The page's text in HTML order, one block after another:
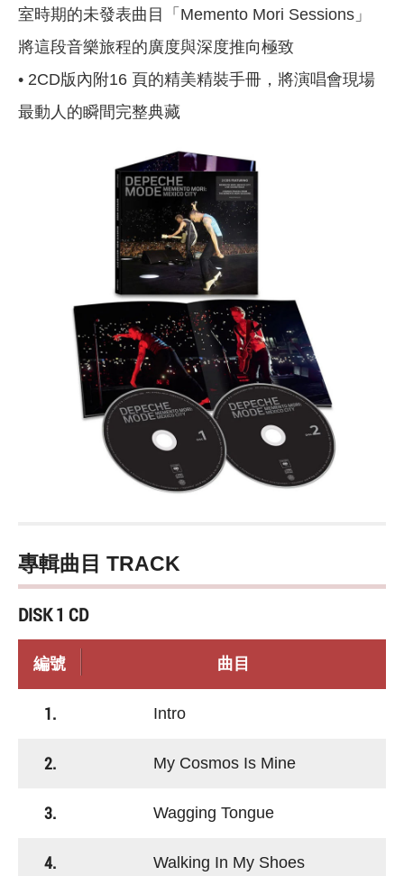
室時期的未發表曲目「Memento Mori Sessions」
將這段音樂旅程的廣度與深度推向極致
• 2CD版內附16 頁的精美精裝手冊，將演唱會現場
最動人的瞬間完整典藏
專輯曲目 TRACK
DISK 1 CD
編號 曲目
1. Intro
2. My Cosmos Is Mine
3. Wagging Tongue
4. Walking In My Shoes